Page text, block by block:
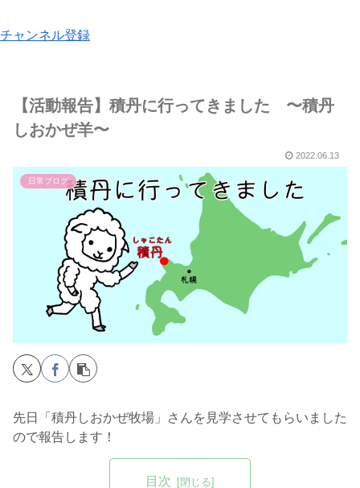
チャンネル登録
【活動報告】積丹に行ってきました 〜積丹
しおかぜ羊〜
2022.06.13
日常ブログ
先日「積丹しおかぜ牧場」さんを見学させてもらいました
ので報告します！
目次